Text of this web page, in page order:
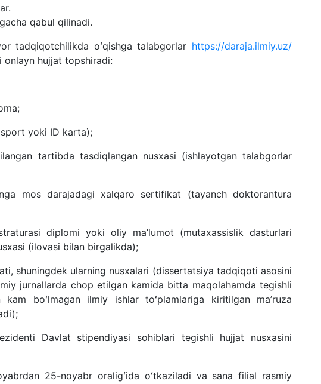
.
gacha qabul qilinadi.
tadqiqotchilikda oʻqishga talabgorlar https://daraja.ilmiy.uz/
onlayn hujjat topshiradi:
yoki ID karta);
tartibda tasdiqlangan nusxasi (ishlayotgan talabgorlar
mos darajadagi xalqaro sertifikat (tayanch doktorantura
diplomi yoki oliy ma’lumot (mutaxassislik dasturlari
(ilovasi bilan birgalikda);
shuningdek ularning nusxalari (dissertatsiya tadqiqoti asosini
jurnallarda chop etilgan kamida bitta maqolahamdategishli
kam boʻlmagan ilmiy ishlar toʻplamlariga kiritilgan ma’ruza
Davlat stipendiyasi sohiblari tegishli hujjat nusxasini
25-noyabr oraligʻida oʻtkaziladi va sana filial rasmiy